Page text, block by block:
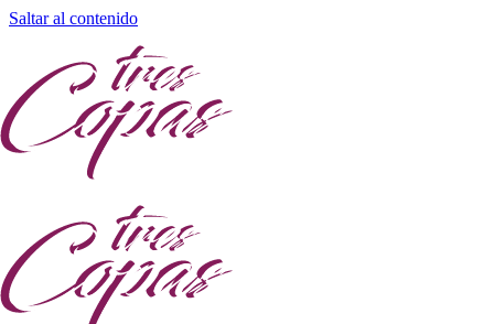
Saltar al contenido